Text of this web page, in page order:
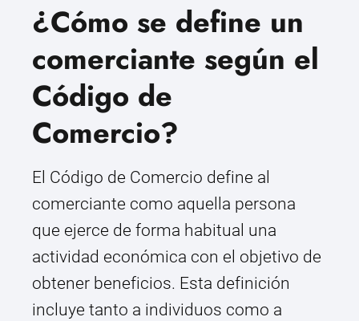
¿Cómo se define un
comerciante según el
Código de
Comercio?
El Código de Comercio define al
comerciante como aquella persona
que ejerce de forma habitual una
actividad económica con el objetivo de
obtener beneficios. Esta definición
incluye tanto a individuos como a